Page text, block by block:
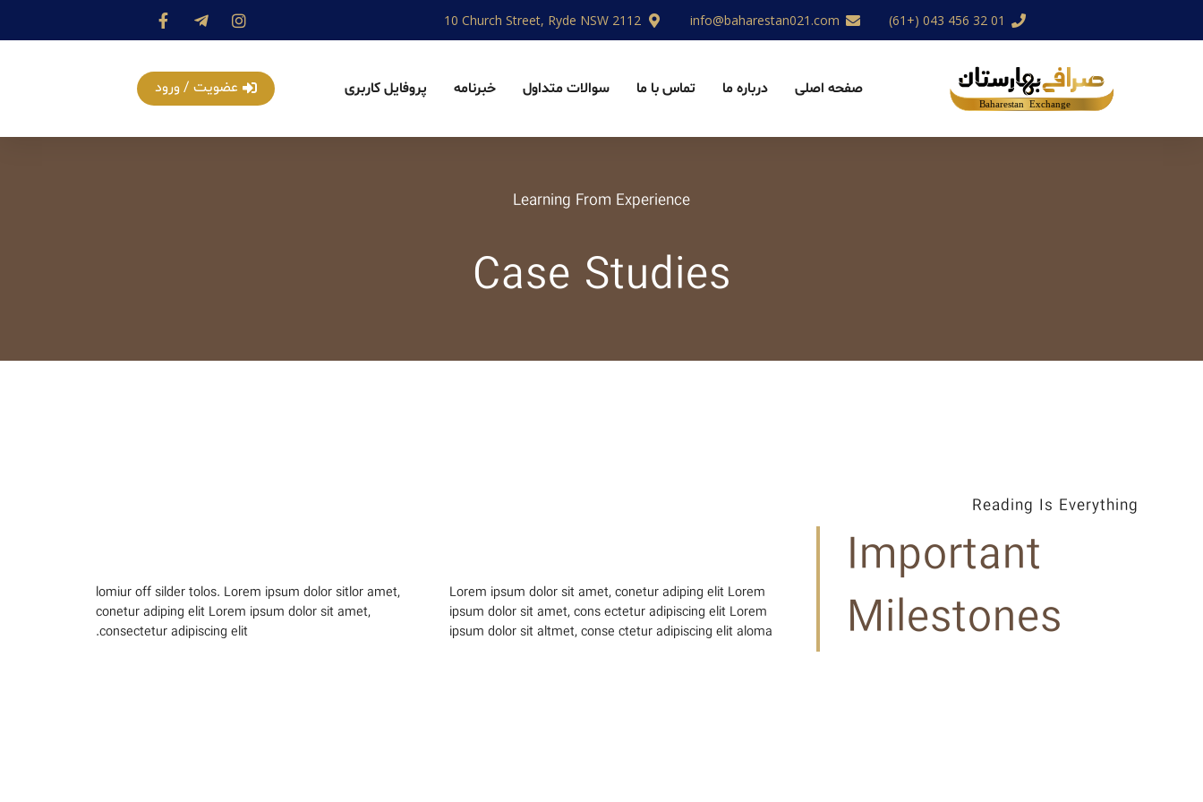
01 32 456 043 (+61)
info@baharestan021.com
10 Church Street, Ryde NSW 2112
صفحه اصلی درباره ما تماس با ما سوالات متداول خبرنامه پروفایل کاربری عضویت / ورود
Learning From Experience
Case Studies
Reading Is Everything
Important
Milestones
Lorem ipsum dolor sit amet, conetur adiping elit Lorem
ipsum dolor sit amet, cons ectetur adipiscing elit Lorem
ipsum dolor sit altmet, conse ctetur adipiscing elit aloma
lomiur off silder tolos. Lorem ipsum dolor sitlor amet,
conetur adiping elit Lorem ipsum dolor sit amet,
consectetur adipiscing elit.